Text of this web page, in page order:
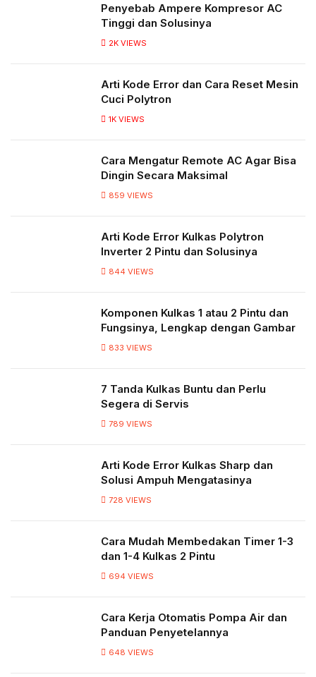
Penyebab Ampere Kompresor AC
Tinggi dan Solusinya
2K VIEWS
Arti Kode Error dan Cara Reset Mesin
Cuci Polytron
1K VIEWS
Cara Mengatur Remote AC Agar Bisa
Dingin Secara Maksimal
859 VIEWS
Arti Kode Error Kulkas Polytron
Inverter 2 Pintu dan Solusinya
844 VIEWS
Komponen Kulkas 1 atau 2 Pintu dan
Fungsinya, Lengkap dengan Gambar
833 VIEWS
7 Tanda Kulkas Buntu dan Perlu
Segera di Servis
789 VIEWS
Arti Kode Error Kulkas Sharp dan
Solusi Ampuh Mengatasinya
728 VIEWS
Cara Mudah Membedakan Timer 1-3
dan 1-4 Kulkas 2 Pintu
694 VIEWS
Cara Kerja Otomatis Pompa Air dan
Panduan Penyetelannya
648 VIEWS